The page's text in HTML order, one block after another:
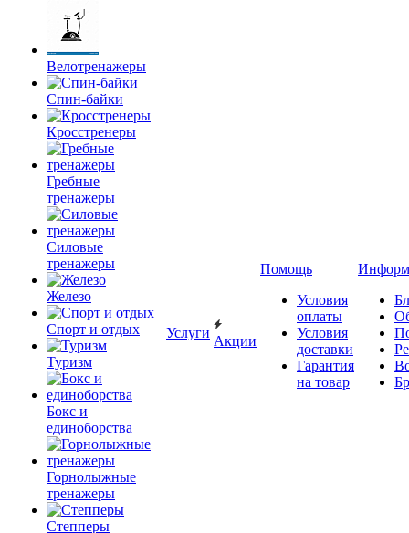
Велотренажеры
Спин-байки
Кросстренеры
Гребные
тренажеры
Силовые
тренажеры
Железо
Спорт и отдых
Туризм
Бокс и
единоборства
Горнолыжные
тренажеры
Степперы
Услуги
Акции
Помощь
Условия
оплаты
Условия
доставки
Гарантия
на товар